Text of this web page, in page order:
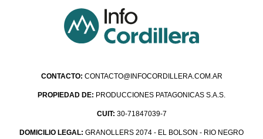
CONTACTO: CONTACTO@INFOCORDILLERA.COM.AR
PROPIEDAD DE: PRODUCCIONES PATAGONICAS S.A.S.
CUIT: 30-71847039-7
DOMICILIO LEGAL: GRANOLLERS 2074 - EL BOLSON - RIO NEGRO